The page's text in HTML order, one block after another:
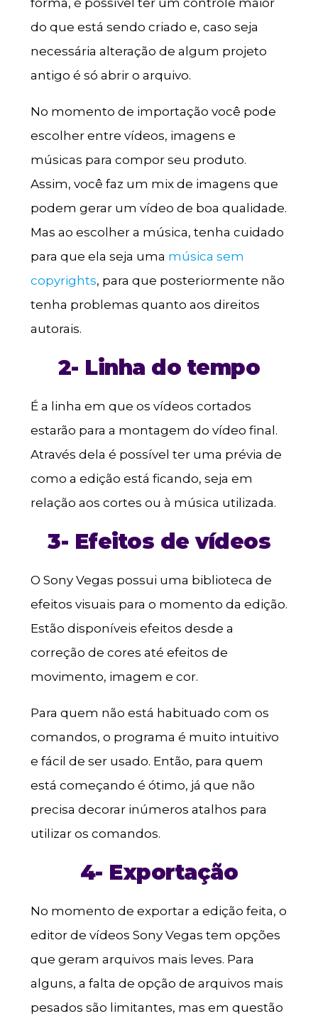
do que está sendo criado e, caso seja
necessária alteração de algum projeto
antigo é só abrir o arquivo.
No momento de importação você pode
escolher entre vídeos, imagens e
músicas para compor seu produto.
Assim, você faz um mix de imagens que
podem gerar um vídeo de boa qualidade.
Mas ao escolher a música, tenha cuidado
para que ela seja uma música sem
copyrights, para que posteriormente não
tenha problemas quanto aos direitos
autorais.
2- Linha do tempo
É a linha em que os vídeos cortados
estarão para a montagem do vídeo final.
Através dela é possível ter uma prévia de
como a edição está ficando, seja em
relação aos cortes ou à música utilizada.
3- Efeitos de vídeos
O Sony Vegas possui uma biblioteca de
efeitos visuais para o momento da edição.
Estão disponíveis efeitos desde a
correção de cores até efeitos de
movimento, imagem e cor.
Para quem não está habituado com os
comandos, o programa é muito intuitivo
e fácil de ser usado. Então, para quem
está começando é ótimo, já que não
precisa decorar inúmeros atalhos para
utilizar os comandos.
4- Exportação
No momento de exportar a edição feita, o
editor de vídeos Sony Vegas tem opções
que geram arquivos mais leves. Para
alguns, a falta de opção de arquivos mais
pesados são limitantes, mas em questão